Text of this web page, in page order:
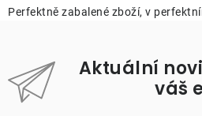
Perfektně zabalené zboží, v
Aktuální
váš